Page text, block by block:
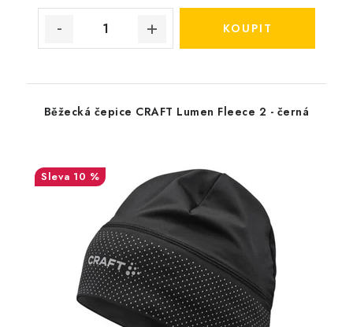
Běžecká čepice CRAFT Lumen Fleece 2 - černá
10 %